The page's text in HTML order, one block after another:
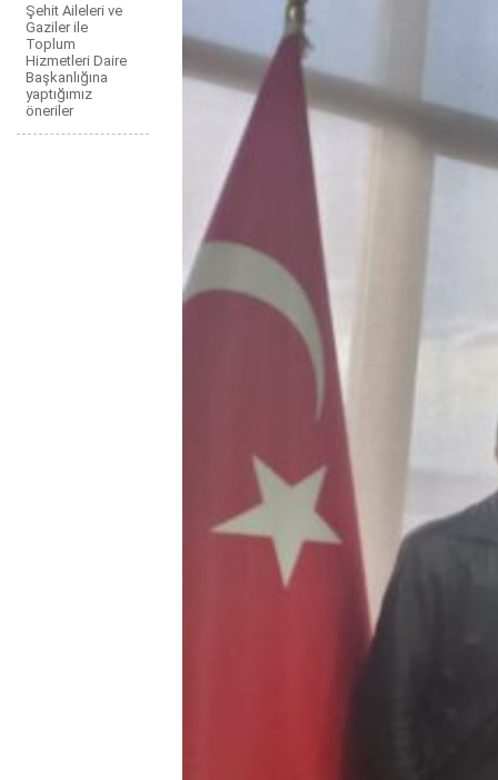
Şehit Aileleri ve
Gaziler ile
Toplum
Hizmetleri Daire
Başkanlığına
yaptığımız
öneriler